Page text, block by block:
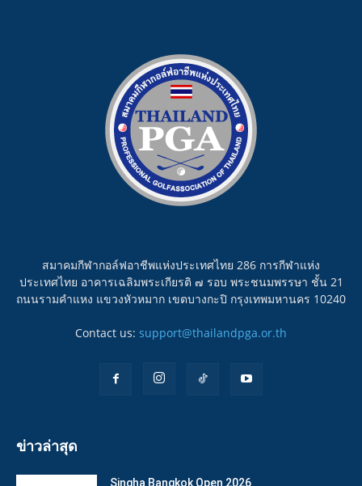
สมาคมกีฬากอล์ฟอาชีพแห่งประเทศไทย 286 การกีฬาแห่ง
ประเทศไทย อาคารเฉลิมพระเกียรติ ๗ รอบ พระชนมพรรษา ชั้น 21
ถนนรามคำแหง แขวงหัวหมาก เขตบางกะปิ กรุงเทพมหานคร 10240
Contact us: support@thailandpga.or.th
ข่าวล่าสุด
Singha Bangkok Open 2026